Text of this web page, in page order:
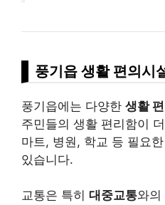
풍기읍 생활 편의시
풍기읍에는 다양한 생활
주민들의 생활 편리함이
마트, 병원, 학교 등 필요
있습니다.
교통은 특히 대중교통와의